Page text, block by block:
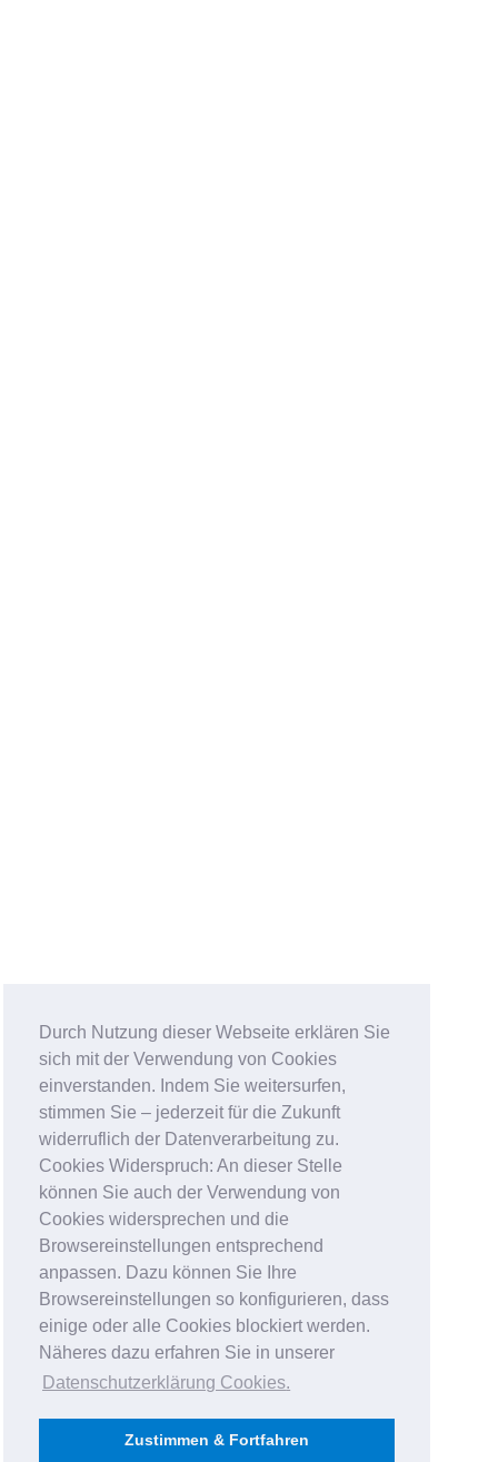
Durch Nutzung dieser Webseite erklären Sie
sich mit der Verwendung von Cookies
einverstanden. Indem Sie weitersurfen,
stimmen Sie – jederzeit für die Zukunft
widerruflich der Datenverarbeitung zu.
Cookies Widerspruch: An dieser Stelle
können Sie auch der Verwendung von
Cookies widersprechen und die
Browsereinstellungen entsprechend
anpassen. Dazu können Sie Ihre
Browsereinstellungen so konfigurieren, dass
einige oder alle Cookies blockiert werden.
Näheres dazu erfahren Sie in unserer
Datenschutzerklärung Cookies.
Zustimmen & Fortfahren